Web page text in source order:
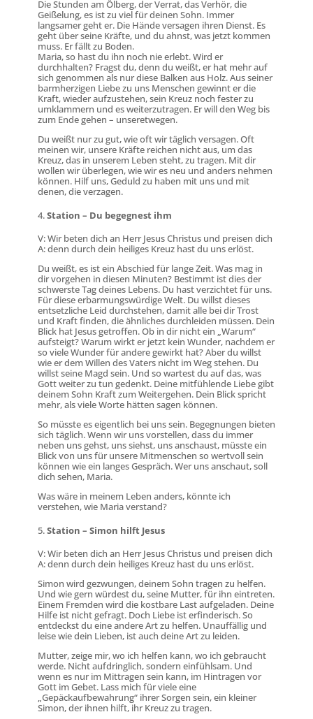
Die Stunden am Ölberg, der Verrat, das Verhör, die
Geißelung, es ist zu viel für deinen Sohn. Immer
langsamer geht er. Die Hände versagen ihren Dienst. Es
geht über seine Kräfte, und du ahnst, was jetzt kommen
muss. Er fällt zu Boden.
Maria, so hast du ihn noch nie erlebt. Wird er
durchhalten? Fragst du, denn du weißt, er hat mehr auf
sich genommen als nur diese Balken aus Holz. Aus seiner
barmherzigen Liebe zu uns Menschen gewinnt er die
Kraft, wieder aufzustehen, sein Kreuz noch fester zu
umklammern und es weiterzutragen. Er will den Weg bis
zum Ende gehen – unseretwegen.
Du weißt nur zu gut, wie oft wir täglich versagen. Oft
meinen wir, unsere Kräfte reichen nicht aus, um das
Kreuz, das in unserem Leben steht, zu tragen. Mit dir
wollen wir überlegen, wie wir es neu und anders nehmen
können. Hilf uns, Geduld zu haben mit uns und mit
denen, die verzagen.
Station – Du begegnest ihm
V: Wir beten dich an Herr Jesus Christus und preisen dich
A: denn durch dein heiliges Kreuz hast du uns erlöst.
Du weißt, es ist ein Abschied für lange Zeit. Was mag in
dir vorgehen in diesen Minuten? Bestimmt ist dies der
schwerste Tag deines Lebens. Du hast verzichtet für uns.
Für diese erbarmungswürdige Welt. Du willst dieses
entsetzliche Leid durchstehen, damit alle bei dir Trost
und Kraft finden, die ähnliches durchleiden müssen. Dein
Blick hat Jesus getroffen. Ob in dir nicht ein „Warum“
aufsteigt? Warum wirkt er jetzt kein Wunder, nachdem er
so viele Wunder für andere gewirkt hat? Aber du willst
wie er dem Willen des Vaters nicht im Weg stehen. Du
willst seine Magd sein. Und so wartest du auf das, was
Gott weiter zu tun gedenkt. Deine mitfühlende Liebe gibt
deinem Sohn Kraft zum Weitergehen. Dein Blick spricht
mehr, als viele Worte hätten sagen können.
So müsste es eigentlich bei uns sein. Begegnungen bieten
sich täglich. Wenn wir uns vorstellen, dass du immer
neben uns gehst, uns siehst, uns anschaust, müsste ein
Blick von uns für unsere Mitmenschen so wertvoll sein
können wie ein langes Gespräch. Wer uns anschaut, soll
dich sehen, Maria.
Was wäre in meinem Leben anders, könnte ich
verstehen, wie Maria verstand?
Station – Simon hilft Jesus
V: Wir beten dich an Herr Jesus Christus und preisen dich
A: denn durch dein heiliges Kreuz hast du uns erlöst.
Simon wird gezwungen, deinem Sohn tragen zu helfen.
Und wie gern würdest du, seine Mutter, für ihn eintreten.
Einem Fremden wird die kostbare Last aufgeladen. Deine
Hilfe ist nicht gefragt. Doch Liebe ist erfinderisch. So
entdeckst du eine andere Art zu helfen. Unauffällig und
leise wie dein Lieben, ist auch deine Art zu leiden.
Mutter, zeige mir, wo ich helfen kann, wo ich gebraucht
werde. Nicht aufdringlich, sondern einfühlsam. Und
wenn es nur im Mittragen sein kann, im Hintragen vor
Gott im Gebet. Lass mich für viele eine
„Gepäckaufbewahrung“ ihrer Sorgen sein, ein kleiner
Simon, der ihnen hilft, ihr Kreuz zu tragen.